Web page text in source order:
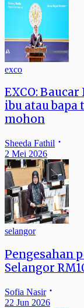
exco
EXCO:
ibu atau
mohon
Sheeda Fathil
2 Mei 2026
selangor
Pengesahan
Selangor
Sofia Nasir
22 Jun 2026